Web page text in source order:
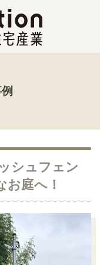
シュフェン
お庭へ！